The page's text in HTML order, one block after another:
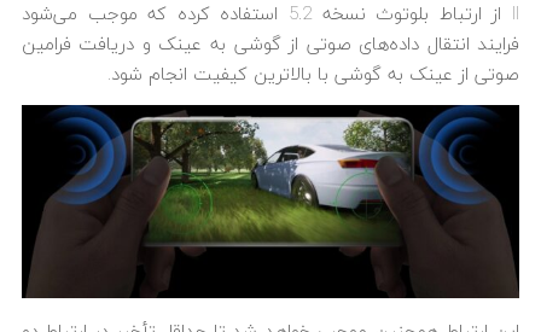
II از ارتباط بلوتوث نسخه 5.2 استفاده کرده که موجب می‌شود
فرایند انتقال داده‌های صوتی از گوشی به عینک و دریافت فرامین
صوتی از عینک به گوشی با بالاترین کیفیت انجام شود.